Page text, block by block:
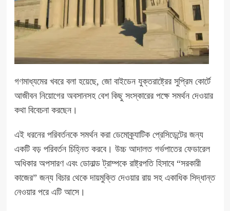
গণমাধ্যমের খবরে বলা হয়েছে, জো বাইডেন যুক্তরাষ্ট্রের সুপ্রিম কোর্টে
আজীবন নিয়োগের অবসানসহ বেশ কিছু সংস্কারের পক্ষে সমর্থন দেওয়ার
কথা বিবেচনা করছেন।
এই ধরনের পরিবর্তনকে সমর্থন করা ডেমোক্র্যাটিক প্রেসিডেন্টের জন্য
একটি বড় পরিবর্তন চিহ্নিত করবে। উচ্চ আদালত গর্ভপাতের ফেডারেল
অধিকার অপসারণ এবং ডোনাল্ড ট্রাম্পকে রাষ্ট্রপতি হিসাবে “সরকারী
কাজের” জন্য বিচার থেকে দায়মুক্তি দেওয়ার রায় সহ একাধিক সিদ্ধান্ত
নেওয়ার পরে এটি আসে।